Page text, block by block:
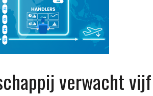
verwacht vijf